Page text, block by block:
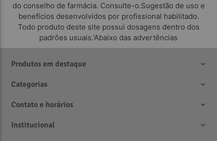
do conselho de farmácia. Consulte-o.Sugestão de uso e
benefícios desenvolvidos por profissional habilitado.
Todo produto deste site possui dosagens dentro dos
padrões usuais.'Abaixo das advertências
Produtos em destaque
Categorias
Contato e horários
Institucional